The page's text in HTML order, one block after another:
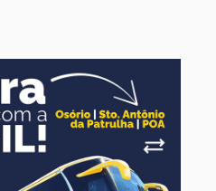
16° 9°
13° 12°
13° 13°